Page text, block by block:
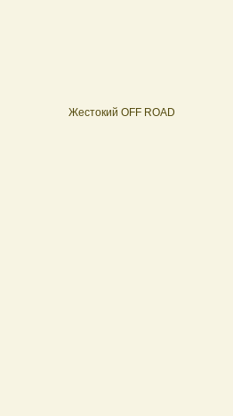
Жестокий OFF ROAD